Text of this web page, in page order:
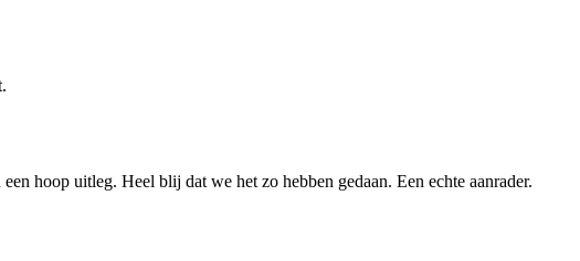
hoop uitleg. Heel blij dat we het zo hebben gedaan. Een echte aanrader.